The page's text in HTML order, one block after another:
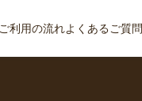
ご利用の流れよくあるご質問